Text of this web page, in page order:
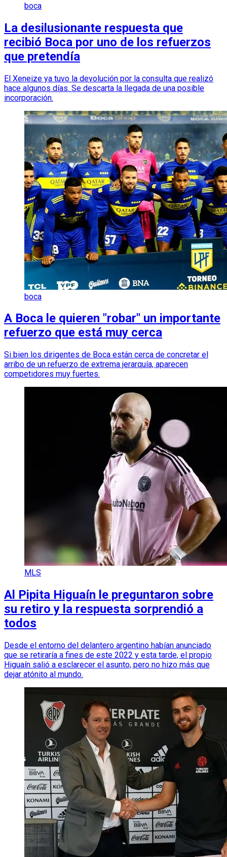
boca
La desilusionante respuesta que
recibió Boca por uno de los refuerzos
que pretendía
El Xeneize ya tuvo la devolución por la consulta que realizó
hace algunos días. Se descarta la llegada de una posible
incorporación.
boca
A Boca le quieren "robar" un importante
refuerzo que está muy cerca
Si bien los dirigentes de Boca están cerca de concretar el
arribo de un refuerzo de extrema jerarquía, aparecen
competidores muy fuertes.
MLS
Al Pipita Higuaín le preguntaron sobre
su retiro y la respuesta sorprendió a
todos
Desde el entorno del delantero argentino habían anunciado
que se retiraría a fines de este 2022 y esta tarde, el propio
Higuaín salió a esclarecer el asunto, pero no hizo más que
dejar atónito al mundo.